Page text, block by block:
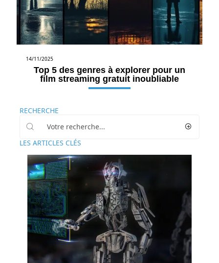
14/11/2025
Top 5 des genres à explorer pour un
film streaming gratuit inoubliable
RECHERCHE
LES ARTICLES CLÉS